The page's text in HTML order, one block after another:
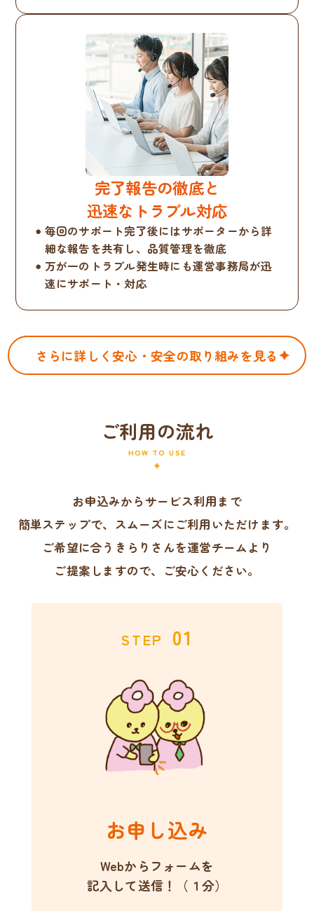
完了報告の徹底と
迅速なトラブル対応
毎回のサポート完了後にはサポーターから詳
細な報告を共有し、品質管理を徹底
万が一のトラブル発生時にも運営事務局が迅
速にサポート・対応
さらに詳しく安心・安全の取り組みを見る
ご利用の流れ
HOW TO USE
お申込みからサービス利用まで
簡単ステップで、スムーズにご利用いただけます。
ご希望に合うきらりさんを運営チームより
ご提案しますので、ご安心ください。
STEP 01
お申し込み
Webからフォームを
記入して送信！（１分）